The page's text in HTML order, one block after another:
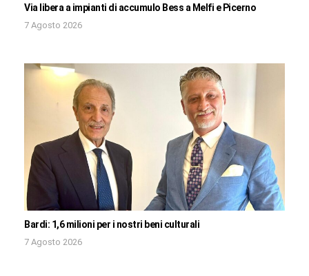
Via libera a impianti di accumulo Bess a Melfi e Picerno
7 Agosto 2026
Bardi: 1,6 milioni per i nostri beni culturali
7 Agosto 2026